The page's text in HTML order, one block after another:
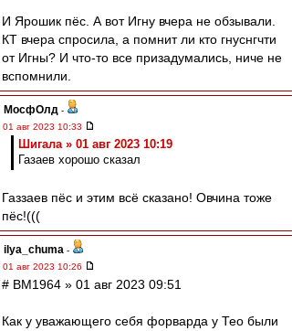
И Ярошик пёс. А вот Игну вчера не обзывали.
КТ вчера спросила, а помнит ли кто гнуснгчти
от Игны? И что-то все призадумались, ниче не
вспомнили.
МосфОлд -
01 авг 2023 10:33
Шигала » 01 авг 2023 10:19
Газаев хорошо сказал
Газзаев пёс и этим всё сказано! Овчина тоже
пёс!(((
ilya_chuma -
01 авг 2023 10:26
# BM1964 » 01 авг 2023 09:51
Как у уважающего себя форварда у Тео были